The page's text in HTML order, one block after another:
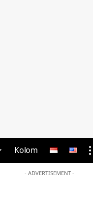
Kolom
- ADVERTISEMENT -